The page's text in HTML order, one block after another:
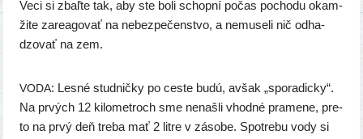
Veci si zbaľ­te tak, aby ste boli schop­ní počas pocho­du okam­
ži­te zare­a­go­vať na nebez­pe­čen­stvo, a nemu­se­li nič odha­
dzo­vať na zem.
VODA: Lesné stud­nič­ky po ces­te budú, avšak „spo­ra­dic­ky“.
Na prvých 12 kilo­met­roch sme nenaš­li vhod­né pra­me­ne, pre­
to na prvý deň tre­ba mať 2 lit­re v záso­be. Spotrebu vody si